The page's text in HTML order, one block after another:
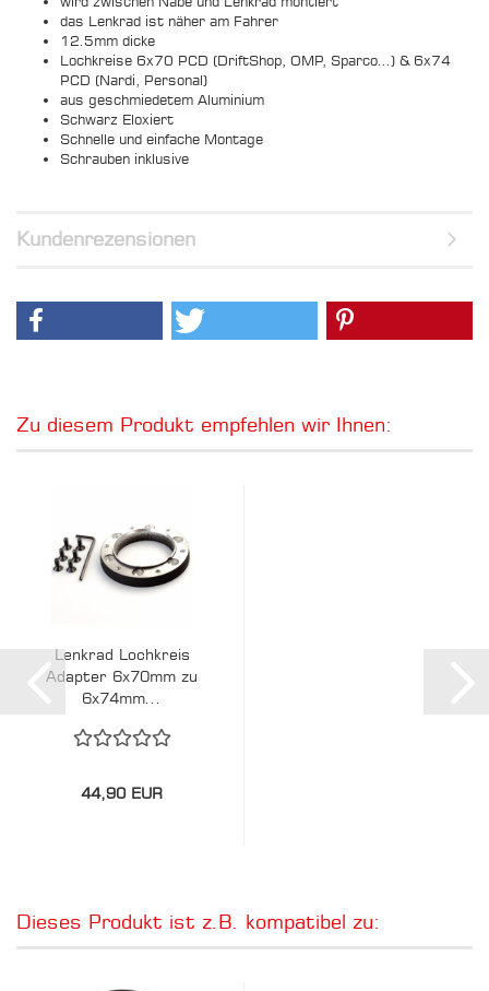
das Lenkrad ist näher am Fahrer
12.5mm dicke
Lochkreise 6x70 PCD (DriftShop, OMP, Sparco...) & 6x74
PCD (Nardi, Personal)
aus geschmiedetem Aluminium
Schwarz Eloxiert
Schnelle und einfache Montage
Schrauben inklusive
Kundenrezensionen
Zu diesem Produkt empfehlen wir Ihnen:
Lenkrad Lochkreis
Adapter 6x70mm zu
6x74mm...
44,90 EUR
Dieses Produkt ist z.B. kompatibel zu: